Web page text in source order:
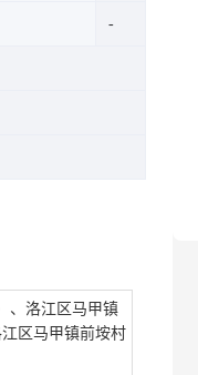
、洛江区马甲镇
区马甲镇前垵村